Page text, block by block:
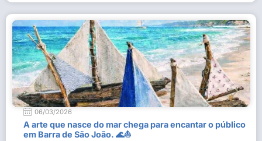
06/03/2026
A arte que nasce do mar chega para encantar o público
em Barra de São João. 🌊⛵